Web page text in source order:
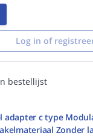
Log in of
bestellijst
adapter c type
Zonder